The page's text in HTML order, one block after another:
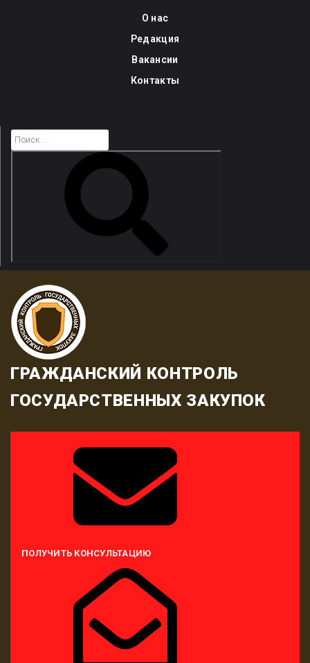
О нас
Редакция
Вакансии
Контакты
ГРАЖДАНСКИЙ КОНТРОЛЬ
ГОСУДАРСТВЕННЫХ ЗАКУПОК
ПОЛУЧИТЬ КОНСУЛЬТАЦИЮ